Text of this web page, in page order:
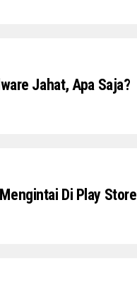
Jahat, Apa Saja?
Di Play Store